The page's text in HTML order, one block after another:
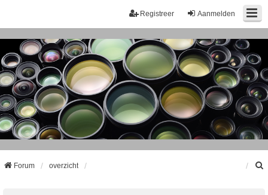
Aanmelden
Registreer
Forum overzicht